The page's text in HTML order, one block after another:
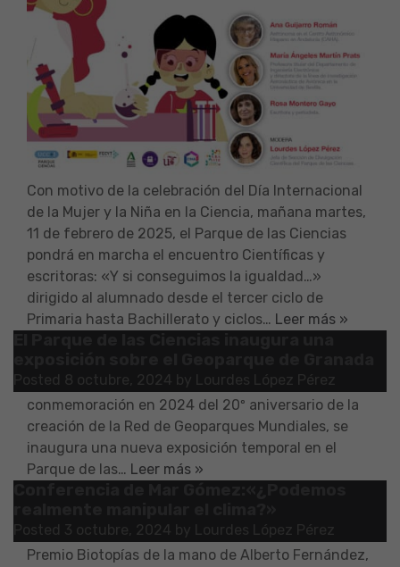
Con motivo de la celebración del Día Internacional
de la Mujer y la Niña en la Ciencia, mañana martes,
11 de febrero de 2025, el Parque de las Ciencias
pondrá en marcha el encuentro Científicas y
escritoras: «Y si conseguimos la igualdad…»
dirigido al alumnado desde el tercer ciclo de
Primaria hasta Bachillerato y ciclos… Leer más »
Posted 8 octubre, 2024 by Lourdes López Pérez
octubre, Día Mundial de la Geodiversidad y de la
conmemoración en 2024 del 20º aniversario de la
creación de la Red de Geoparques Mundiales, se
inaugura una nueva exposición temporal en el
Parque de las… Leer más »
Posted 3 octubre, 2024 by Lourdes López Pérez
divulgadora científica, Mar Gómez, recibirá el I
Premio Biotopías de la mano de Alberto Fernández,